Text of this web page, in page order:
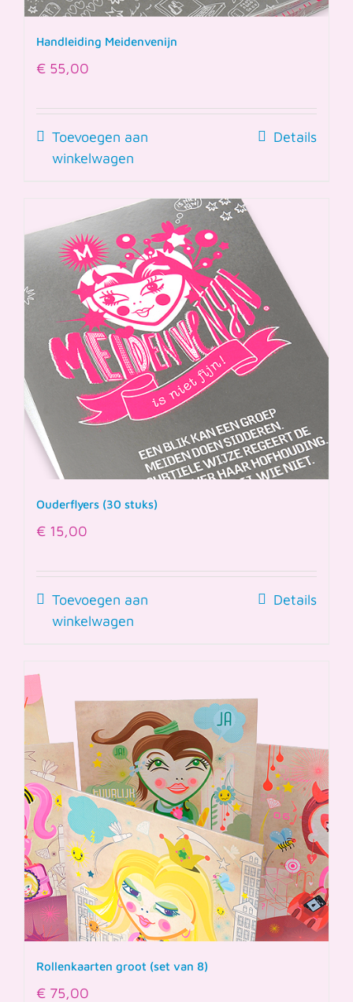
Handleiding Meidenvenijn
€ 55,00
Toevoegen aan
winkelwagen
Details
Ouderflyers (30 stuks)
€ 15,00
Toevoegen aan
winkelwagen
Details
Rollenkaarten groot (set van 8)
€ 75,00